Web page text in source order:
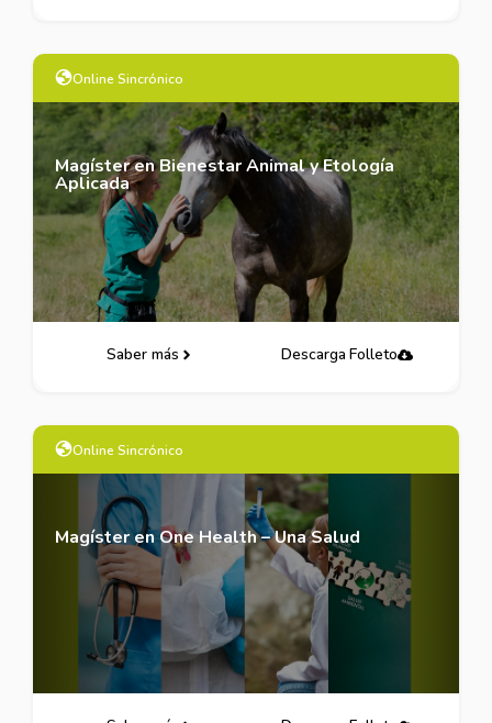
Online Sincrónico
Magíster en Bienestar Animal y Etología
Aplicada
Saber más Descarga Folleto
Online Sincrónico
Magíster en One Health – Una Salud